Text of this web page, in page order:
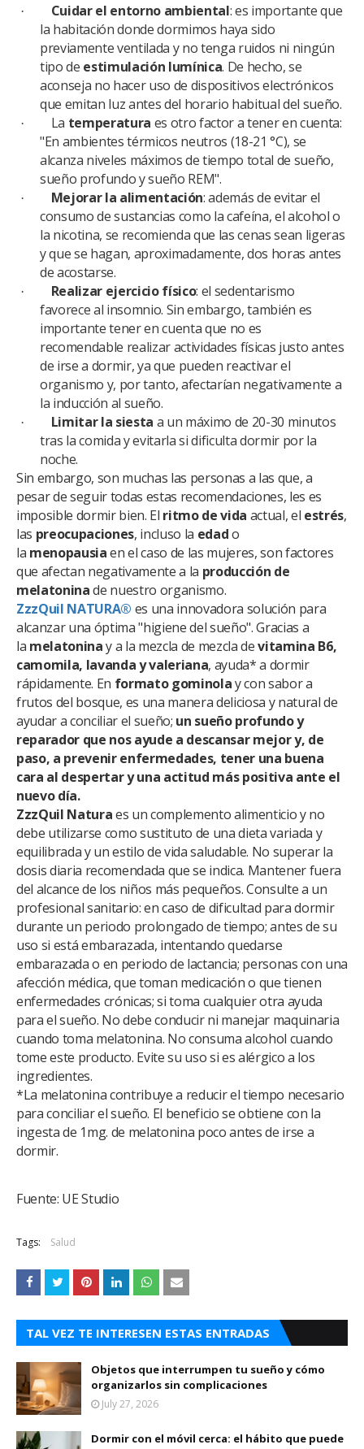
· Cuidar el entorno ambiental: es importante que
la habitación donde dormimos haya sido
previamente ventilada y no tenga ruidos ni ningún
tipo de estimulación lumínica. De hecho, se
aconseja no hacer uso de dispositivos electrónicos
que emitan luz antes del horario habitual del sueño.
· La temperatura es otro factor a tener en cuenta:
"En ambientes térmicos neutros (18-21 °C), se
alcanza niveles máximos de tiempo total de sueño,
sueño profundo y sueño REM".
· Mejorar la alimentación: además de evitar el
consumo de sustancias como la cafeína, el alcohol o
la nicotina, se recomienda que las cenas sean ligeras
y que se hagan, aproximadamente, dos horas antes
de acostarse.
· Realizar ejercicio físico: el sedentarismo
favorece al insomnio. Sin embargo, también es
importante tener en cuenta que no es
recomendable realizar actividades físicas justo antes
de irse a dormir, ya que pueden reactivar el
organismo y, por tanto, afectarían negativamente a
la inducción al sueño.
· Limitar la siesta a un máximo de 20-30 minutos
tras la comida y evitarla si dificulta dormir por la
noche.
Sin embargo, son muchas las personas a las que, a
pesar de seguir todas estas recomendaciones, les es
imposible dormir bien. El ritmo de vida actual, el estrés,
las preocupaciones, incluso la edado
la menopausiaen el caso de las mujeres, son factores
que afectan negativamente a la producción de
melatoninade nuestro organismo.
ZzzQuil NATURA® es una innovadora solución para
alcanzar una óptima "higiene del sueño". Gracias a
la melatoninay a la mezcla de mezcla devitamina B6,
camomila, lavanda y valeriana, ayuda* a dormir
rápidamente. En formato gominolay con sabor a
frutos del bosque, es una manera deliciosa y natural de
ayudar a conciliar el sueño; un sueño profundo y
reparador que nos ayude a descansar mejor y, de
paso, a prevenir enfermedades, tener una buena
cara al despertar y una actitud más positiva ante el
nuevo día.
ZzzQuil Naturaes un complemento alimenticio y no
debe utilizarse como sustituto de una dieta variada y
equilibrada y un estilo de vida saludable. No superar la
dosis diaria recomendada que se indica. Mantener fuera
del alcance de los niños más pequeños. Consulte a un
profesional sanitario: en caso de dificultad para dormir
durante un periodo prolongado de tiempo; antes de su
uso si está embarazada, intentando quedarse
embarazada o en periodo de lactancia; personas con una
afección médica, que toman medicación o que tienen
enfermedades crónicas; si toma cualquier otra ayuda
para el sueño. No debe conducir ni manejar maquinaria
cuando toma melatonina. No consuma alcohol cuando
tome este producto. Evite su uso si es alérgico a los
ingredientes.
*La melatonina contribuye a reducir el tiempo necesario
para conciliar el sueño. El beneficio se obtiene con la
ingesta de 1mg. de melatonina poco antes de irse a
dormir.
Fuente: UE Studio
Tags: Salud
TAL VEZ TE INTERESEN ESTAS ENTRADAS
Objetos que interrumpen tu sueño y cómo
organizarlos sin complicaciones
July 27, 2026
Dormir con el móvil cerca: el hábito que puede